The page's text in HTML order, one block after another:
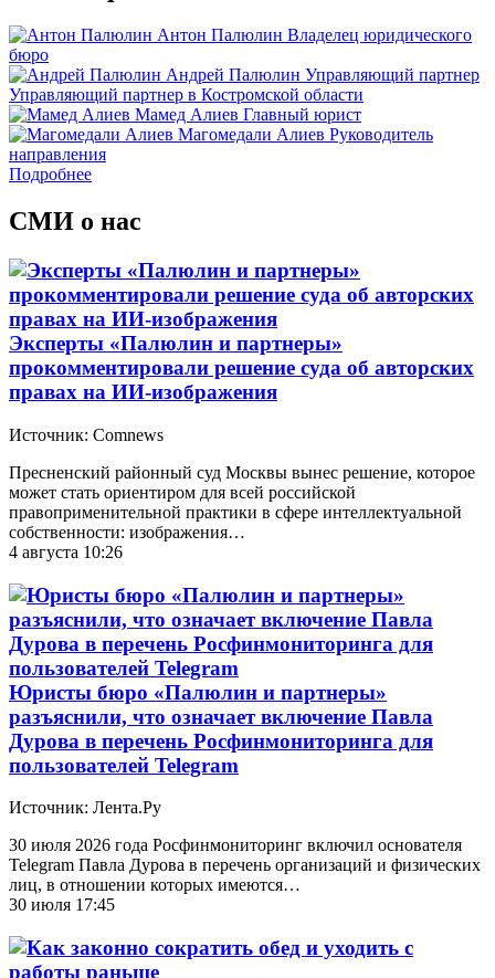
Антон Палюлин Владелец юридического
бюро
Андрей Палюлин Управляющий партнер
Управляющий партнер в Костромской области
Мамед Алиев Главный юрист
Магомедали Алиев Руководитель
направления
Подробнее
СМИ о нас
Эксперты «Палюлин и партнеры»
прокомментировали решение суда об авторских
правах на ИИ-изображения
Источник: Comnews
Пресненский районный суд Москвы вынес решение, которое
может стать ориентиром для всей российской
правоприменительной практики в сфере интеллектуальной
собственности: изображения…
4 августа 10:26
Юристы бюро «Палюлин и партнеры»
разъяснили, что означает включение Павла
Дурова в перечень Росфинмониторинга для
пользователей Telegram
Источник: Лента.Ру
30 июля 2026 года Росфинмониторинг включил основателя
Telegram Павла Дурова в перечень организаций и физических
лиц, в отношении которых имеются…
30 июля 17:45